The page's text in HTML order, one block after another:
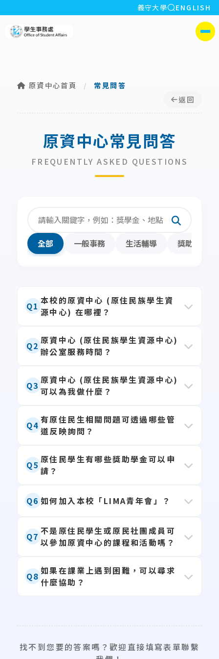
:::
義守大學 全站搜索
ENGLISH
原資中心首頁 /
常見問答
返回
原資中心常見問答
FREQUENTLY ASKED QUESTIONS
全部 一般事務 生活輔導 獎助學金
Q1 本校的原資中心 (原住民族學生資
源中心) 在哪裡？
本校原資中心在兩個校區皆設有辦公室，
歡迎師生多加利用：
2. 醫學院區：B棟行政大樓 2F (醫學院
院長室對面)
Q2 原資中心 (原住民族學生資源中心)
辦公室服務時間？
週一至週五 08:00～12:00、
13:00~17:00(12:00~13:00為中午休息
※ 全校統一寒休、暑休日期將另行公告，
請留意最新消息。
Q3 原資中心 (原住民族學生資源中心)
可以為我做什麼？
原資中心提供全方位的支持服務，包含：
1.課業輔導：安排課後輔導、讀書會。
助轉介。
3.文化活動
4.聚會空間：提供舒適的交流空間與設備
簡單來說，這裡是你在學校的第二個家！
Q4 有原住民生相關問題可透過哪些管
道反映詢問？
您可以透過以下管道聯繫我們：
1. 親至原資中心辦公室詢問。
3. 撥打 (07)657-7711 分機 2625。
Q5 原住民學生有哪些獎助學金可以申
請？
主要包含：
1.
成績優秀獎學金)。
2.教育部學產基金。
詳細申請資格與時間，請密切關注學務處
原資中心網站「獎助學金專區」公告。
Q6 如何加入本校「LIMA青年會」？
LIMA青年會為本校原住民族文化社團，
不限原住民身份學生，只要對於原住民族
想加入可直接聯繫LIMA青年會 IG，或到
原資中心詢問喔！
Q7 不是原住民學生或原民社團成員可
以參加原資中心的課程和活動嗎？
當然可以！
原資中心致力於推廣全民原教，大部分的
民族文化。
Q8 如果在課業上遇到困難，可以尋求
什麼協助？
助媒合系上學長姐或專業課輔老師進行一
辦讀書會，幫助同學提升學習成效。
找不到您要的答案嗎？歡迎直接填寫表單聯繫